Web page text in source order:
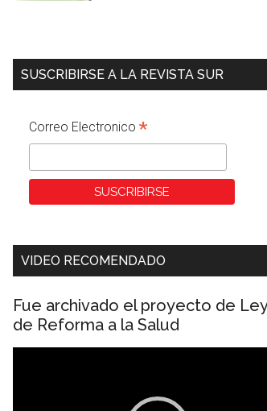
SUSCRIBIRSE A LA REVISTA SUR
Correo Electronico *
VIDEO RECOMENDADO
Fue archivado el proyecto de
de Reforma a la Salud